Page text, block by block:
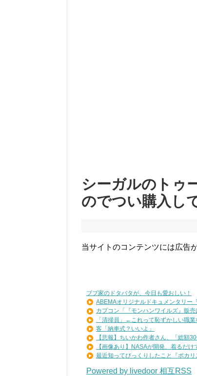
シーガルのトゥ
のでつい購入し
当サイトのコンテンツには広告
ブブ家のドタバタが、今日も愛おしい！
ABEMAオリジナルドキュメンタリー
カプコン「『モンハンワイルズ』販
「清掃員」←これって恥ずかしい職業
客「納車式？いいよ」
【悲報】ちいかわ作者さん、「総額
【画像あり】NASAが開発、着るだけ
最近知ってびっくりしたこと『ポカ
Powered by livedoor 相互RSS